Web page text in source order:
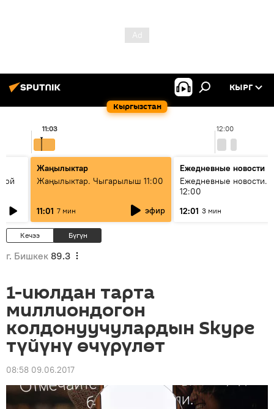
Кыргызстан
КЫРГ
12:00
11:03
Жаңылыктар
Жаңылыктар. Чыгарылыш 11:00
11:01 7 мин эфир
Ежедневные новости
Ежедневные новости.
12:00
12:01 3 мин
Кечээ Бүгүн
г. Бишкек 89.3
1-июлдан тарта
миллиондогон
колдонуучулардын Skype
түйүнү өчүрүлөт
08:58 09.06.2017